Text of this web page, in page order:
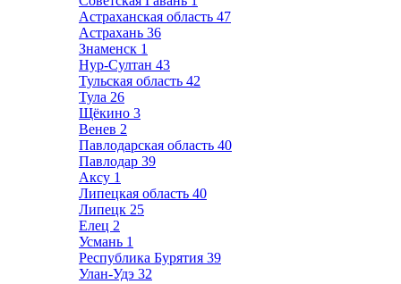
Астраханская область 47
Астрахань 36
Знаменск 1
Нур-Султан 43
Тульская область 42
Тула 26
Щёкино 3
Венев 2
Павлодарская область 40
Павлодар 39
Аксу 1
Липецкая область 40
Липецк 25
Елец 2
Усмань 1
Республика Бурятия 39
Улан-Удэ 32